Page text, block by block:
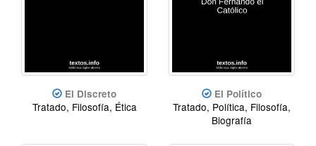
El Discreto
Tratado, Filosofía, Ética
El Político
Tratado, Política, Filosofía,
Biografía